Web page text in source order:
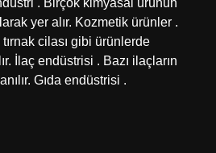
. Birçok kimyasal ürünün
yer alır. Kozmetik ürünler .
cilası gibi ürünlerde
İlaç endüstrisi . Bazı ilaçların
Gıda endüstrisi .